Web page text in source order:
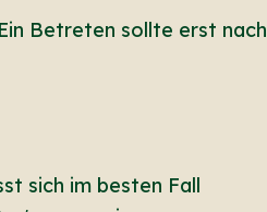
Betreten sollte erst nach
sich im besten Fall